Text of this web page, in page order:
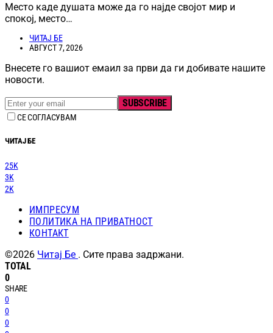
Место каде душата може да го најде својот мир и
спокој, место…
ЧИТАЈ БЕ
АВГУСТ 7, 2026
Внесете го вашиот емаил за први да ги добивате нашите
новости.
SUBSCRIBE
СЕ СОГЛАСУВАМ
ЧИТАЈ БЕ
25K
3K
2K
ИМПРЕСУМ
ПОЛИТИКА НА ПРИВАТНОСТ
КОНТАКТ
©2026 Читај Бе . Сите права задржани.
TOTAL
0
SHARE
0
0
0